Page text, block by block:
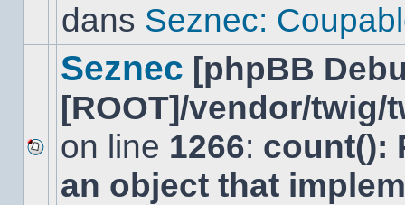
dansdans Seznec:
Aucun
nouveau
message
Seznec [phpBB
[ROOT]/vendor/
on line 1266: count():
an object that